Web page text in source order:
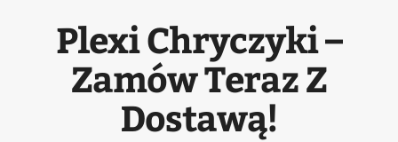
Plexi Chryczyki –
Zamów Teraz Z
Dostawą!